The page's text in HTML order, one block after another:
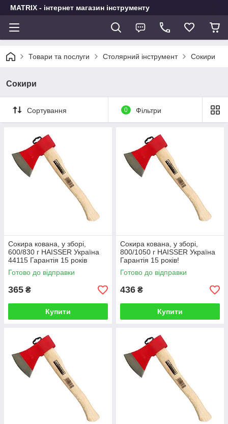
MATRIX - інтернет магазин інструменту
Товари та послуги Столярний інструмент Сокири
Сокири
Сортування 0 Фільтри
Сокира кована, у зборі,
600/830 г HAISSER Україна
44115 Гарантія 15 років
Готово до відправки
365 ₴
Купити
Сокира кована, у зборі,
800/1050 г HAISSER Україна
Гарантія 15 років!
Готово до відправки
436 ₴
Купити